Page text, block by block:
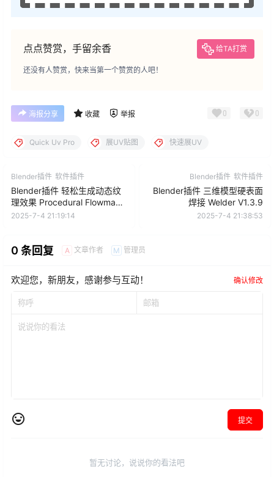
点点赞赏，手留余香 给TA打赏
还没有人赞赏，快来当第一个赞赏的人吧！
海报分享 收藏 举报 0 0
Quick Uv Pro 展UV贴图 快速展UV
Blender插件 软件插件
Blender插件 轻松生成动态纹
理效果 Procedural Flowmap
v2.0
2025-7-4 21:19:14
Blender插件 软件插件
Blender插件 三维模型硬表面
焊接 Welder V1.3.9
2025-7-4 21:38:53
0 条回复 A 文章作者 M 管理员
欢迎您，新朋友，感谢参与互动！ 确认修改
提交
暂无讨论，说说你的看法吧